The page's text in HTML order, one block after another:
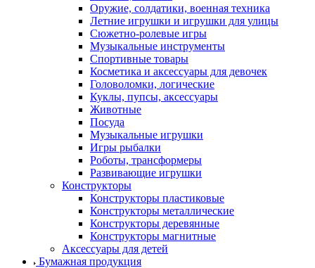
Оружие, солдатики, военная техника
Летние игрушки и игрушки для улицы
Сюжетно-ролевые игры
Музыкальные инструменты
Спортивные товары
Косметика и аксессуары для девочек
Головоломки, логические
Куклы, пупсы, аксессуары
Животные
Посуда
Музыкальные игрушки
Игры рыбалки
Роботы, трансформеры
Развивающие игрушки
Конструкторы
Конструкторы пластиковые
Конструкторы металлические
Конструкторы деревянные
Конструкторы магнитные
Аксессуары для детей
Бумажная продукция